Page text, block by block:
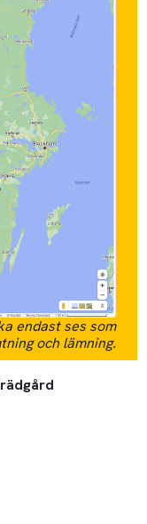
endast ses som
och lämning.